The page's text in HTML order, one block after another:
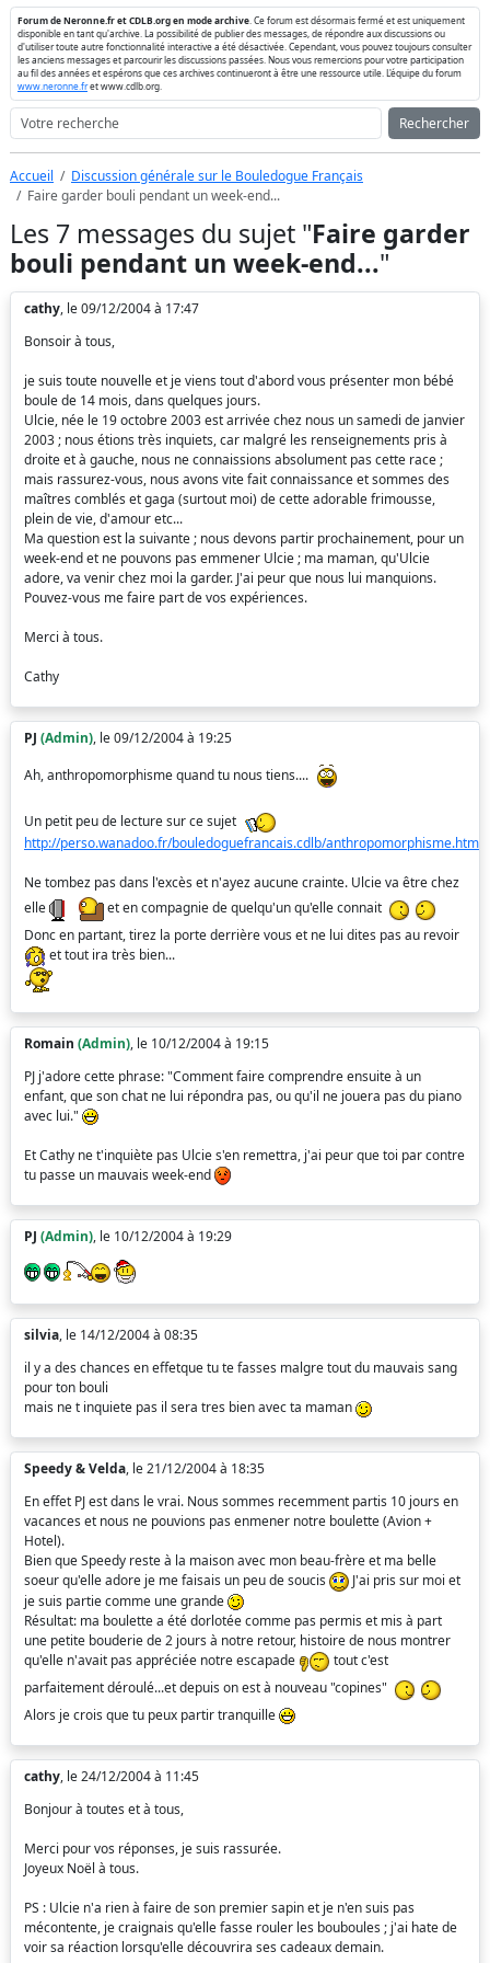
Forum de Neronne.fr et CDLB.org en mode archive . Ce forum est désormais fermé et est uniquement
disponible en tant qu'archive. La possibilité de publier des messages, de répondre aux discussions ou
d'utiliser toute autre fonctionnalité interactive a été désactivée. Cependant, vous pouvez toujours consulter
les anciens messages et parcourir les discussions passées. Nous vous remercions pour votre participation
au fil des années et espérons que ces archives continueront à être une ressource utile. L'équipe du forum
www.neronne.fret www.cdlb.org.
Rechercher
Accueil
Discussion générale sur le Bouledogue Français
Faire garder bouli pendant un week-end...
Les 7 messages du sujet "Faire garder
bouli pendant un week-end..."
cathy, le 09/12/2004 à 17:47
Bonsoir à tous,
je suis toute nouvelle et je viens tout d'abord vous présenter mon bébé
boule de 14 mois, dans quelques jours.
Ulcie, née le 19 octobre 2003 est arrivée chez nous un samedi de janvier
2003 ; nous étions très inquiets, car malgré les renseignements pris à
droite et à gauche, nous ne connaissions absolument pas cette race ;
mais rassurez-vous, nous avons vite fait connaissance et sommes des
maîtres comblés et gaga (surtout moi) de cette adorable frimousse,
plein de vie, d'amour etc...
Ma question est la suivante ; nous devons partir prochainement, pour un
week-end et ne pouvons pas emmener Ulcie ; ma maman, qu'Ulcie
adore, va venir chez moi la garder. J'ai peur que nous lui manquions.
Pouvez-vous me faire part de vos expériences.
Merci à tous.
Cathy
PJ (Admin), le 09/12/2004 à 19:25
Ah, anthropomorphisme quand tu nous tiens....
Un petit peu de lecture sur ce sujet
http://perso.wanadoo.fr/bouledoguefrancais.cdlb/anthropomorphisme.htm
Ne tombez pas dans l'excès et n'ayez aucune crainte. Ulcie va être chez
elle
et en compagnie de quelqu'un qu'elle connait
Donc en partant, tirez la porte derrière vous et ne lui dites pas au revoir
et tout ira très bien...
Romain (Admin), le 10/12/2004 à 19:15
PJ j'adore cette phrase: "Comment faire comprendre ensuite à un
enfant, que son chat ne lui répondra pas, ou qu'il ne jouera pas du piano
avec lui."
Et Cathy ne t'inquiète pas Ulcie s'en remettra, j'ai peur que toi par contre
tu passe un mauvais week-end
PJ (Admin), le 10/12/2004 à 19:29
silvia, le 14/12/2004 à 08:35
il y a des chances en effetque tu te fasses malgre tout du mauvais sang
pour ton bouli
mais ne t inquiete pas il sera tres bien avec ta maman
Speedy & Velda, le 21/12/2004 à 18:35
En effet PJ est dans le vrai. Nous sommes recemment partis 10 jours en
vacances et nous ne pouvions pas enmener notre boulette (Avion +
Hotel).
Bien que Speedy reste à la maison avec mon beau-frère et ma belle
soeur qu'elle adore je me faisais un peu de soucis
J'ai pris sur moi et
je suis partie comme une grande
Résultat: ma boulette a été dorlotée comme pas permis et mis à part
une petite bouderie de 2 jours à notre retour, histoire de nous montrer
qu'elle n'avait pas appréciée notre escapade
tout c'est
parfaitement déroulé...et depuis on est à nouveau "copines"
Alors je crois que tu peux partir tranquille
cathy, le 24/12/2004 à 11:45
Bonjour à toutes et à tous,
Merci pour vos réponses, je suis rassurée.
Joyeux Noël à tous.
PS : Ulcie n'a rien à faire de son premier sapin et je n'en suis pas
mécontente, je craignais qu'elle fasse rouler les bouboules ; j'ai hate de
voir sa réaction lorsqu'elle découvrira ses cadeaux demain.